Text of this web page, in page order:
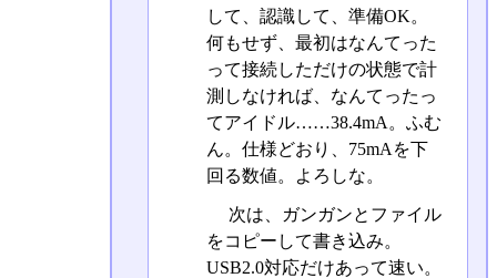
して、認識して、準備OK。
何もせず、最初はなんてった
って接続しただけの状態で計
測しなければ、なんてったっ
てアイドル……38.4mA。ふむ
ん。仕様どおり、75mAを下
回る数値。よろしな。
次は、ガンガンとファイル
をコピーして書き込み。
USB2.0対応だけあって速い。